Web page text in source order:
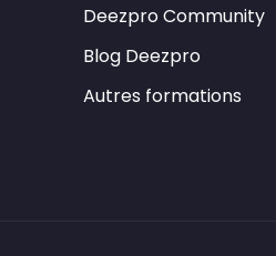
Deezpro Community
Blog Deezpro
Autres formations